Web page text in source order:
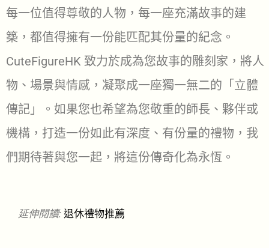
每一位值得尊敬的人物，每一座充滿故事的建
築，都值得擁有一份能匹配其份量的紀念。
CuteFigureHK 致力於成為您故事的雕刻家，將人
物、場景與情感，凝聚成一座獨一無二的「立體
傳記」。如果您也希望為您敬重的師長、夥伴或
機構，打造一份如此有深度、有份量的禮物，我
們期待著與您一起，將這份傳奇化為永恆。
延伸閱讀: 退休禮物推薦